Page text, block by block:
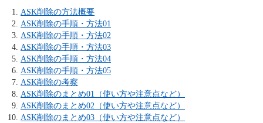
ASK削除の方法概要
ASK削除の手順・方法01
ASK削除の手順・方法02
ASK削除の手順・方法03
ASK削除の手順・方法04
ASK削除の手順・方法05
ASK削除の考察
ASK削除のまとめ01（使い方や注意点など）
ASK削除のまとめ02（使い方や注意点など）
ASK削除のまとめ03（使い方や注意点など）